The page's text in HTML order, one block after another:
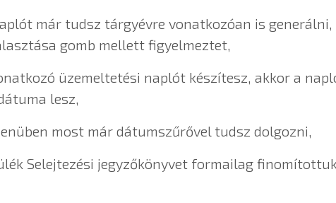
már tudsz tárgyévre vonatkozóan is
gomb mellett figyelmeztet,
üzemeltetési naplót készítesz, akkor a
lesz,
most már dátumszűrővel tudsz dolgozni,
Selejtezési jegyzőkönyvet formailag